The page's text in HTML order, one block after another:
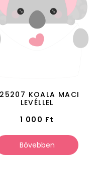
KOALA MACI
LEVÉLLEL
1 000 Ft
Bővebben